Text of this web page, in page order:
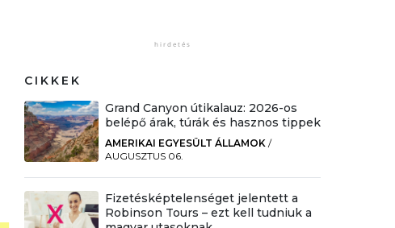
CIKKEK
Grand Canyon útikalauz: 2026-os
belépő árak, túrák és hasznos tippek
AMERIKAI EGYESÜLT ÁLLAMOK /
AUGUSZTUS 06.
Fizetésképtelenséget jelentett a
Robinson Tours – ezt kell tudniuk a